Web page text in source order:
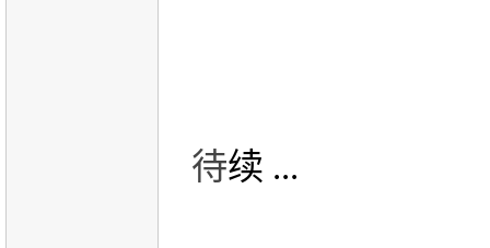
待续 ...